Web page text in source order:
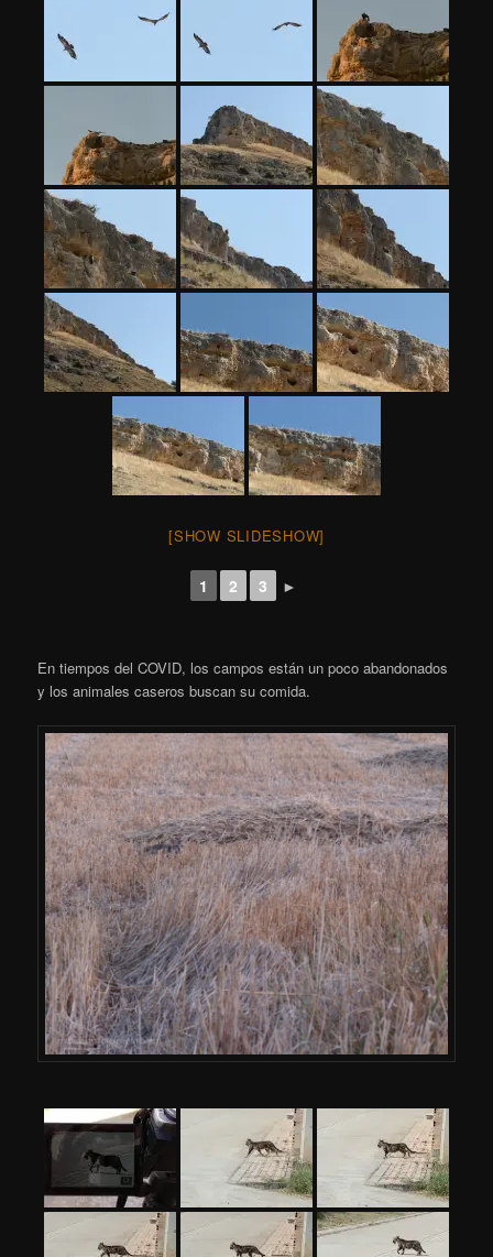
[SHOW SLIDESHOW]
1 2 3 ►
En tiempos del COVID, los campos están un poco abandonados
y los animales caseros buscan su comida.